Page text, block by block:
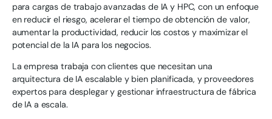
para cargas de trabajo avanzadas de IA y HPC, con un enfoque
en reducir el riesgo, acelerar el tiempo de obtención de valor,
aumentar la productividad, reducir los costos y maximizar el
potencial de la IA para los negocios.
La empresa trabaja con clientes que necesitan una
arquitectura de IA escalable y bien planificada, y proveedores
expertos para desplegar y gestionar infraestructura de fábrica
de IA a escala.